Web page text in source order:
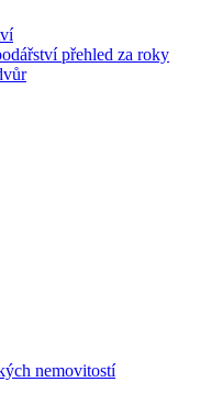
přehled za roky
nemovitostí